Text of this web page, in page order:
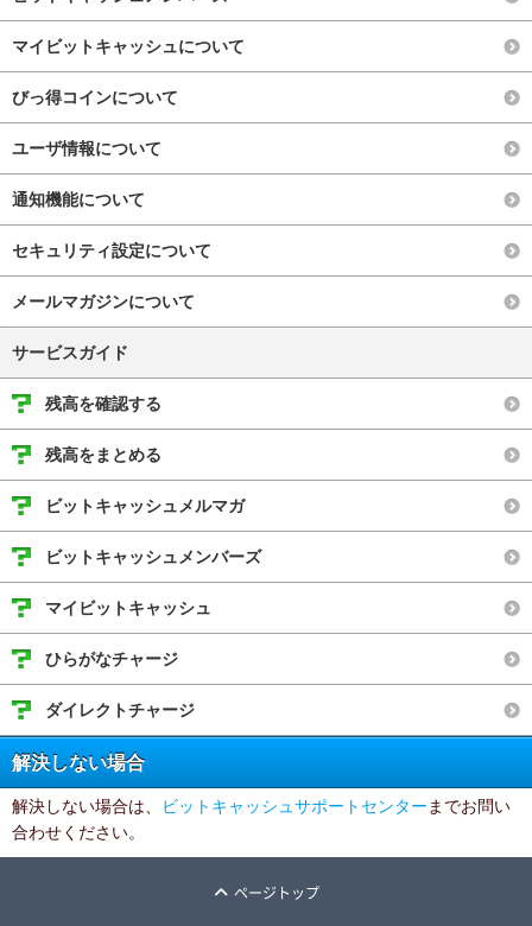
マイビットキャッシュについて
びっ得コインについて
ユーザ情報について
通知機能について
セキュリティ設定について
メールマガジンについて
サービスガイド
残高を確認する
残高をまとめる
ビットキャッシュメルマガ
ビットキャッシュメンバーズ
マイビットキャッシュ
ひらがなチャージ
ダイレクトチャージ
解決しない場合
解決しない場合は、 ビットキャッシュサポートセンター までお問い
合わせください。
ページトップ